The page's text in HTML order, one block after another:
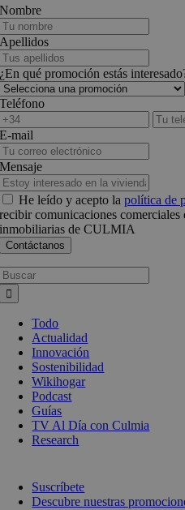
Nombre
Apellidos
¿En qué promoción estás
Teléfono
E-mail
Mensaje
He leído y acepto lapolítica de
recibir comunicaciones comerciales
inmobiliarias de CULMIA
Todo
Actualidad
Innovación
Sostenibilidad
Wikihogar
Podcast
Guías
TV Al Día con Culmia
Research
Suscríbete
Descubre nuestras